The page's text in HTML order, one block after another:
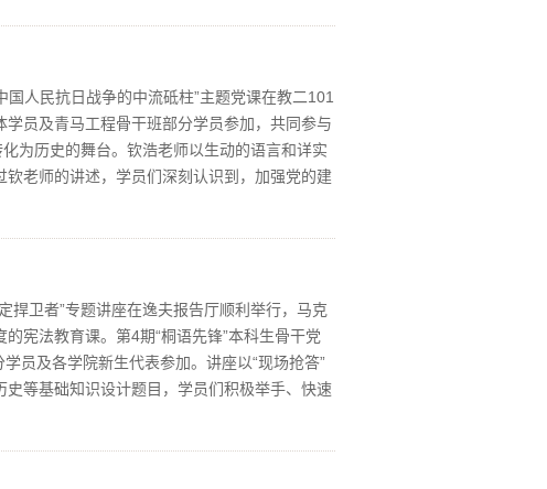
人民抗日战争的中流砥柱”主题党课在教二101
员及青马工程骨干班部分学员参加，共同参与
为历史的舞台。钦浩老师以生动的语言和详实
老师的讲述，学员们深刻认识到，加强党的建
捍卫者”专题讲座在逸夫报告厅顺利举行，马克
宪法教育课。第4期“桐语先锋”本科生骨干党
员及各学院新生代表参加。讲座以“现场抢答”
等基础知识设计题目，学员们积极举手、快速